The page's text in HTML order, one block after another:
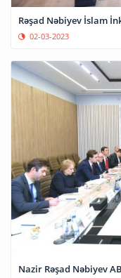
Rəşad Nəbiyev İslam
02-03-2023
Nazir Rəşad Nəbiyev